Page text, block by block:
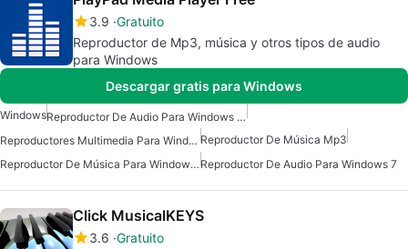
3.9 Gratuito
Reproductor de Mp3, música y otros tipos de audio
para Windows
Descargar gratis para Windows
Windows
Reproductor De Audio Para Windows 10
Reproductores Multimedia Para Windows 10 Reproductor De Música Mp3
Reproductor De Música Para Windows 7Reproductor De Audio Para Windows 7
Click MusicalKEYS
3.6 Gratuito